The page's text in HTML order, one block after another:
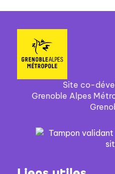
Site co-
Grenoble Alpes